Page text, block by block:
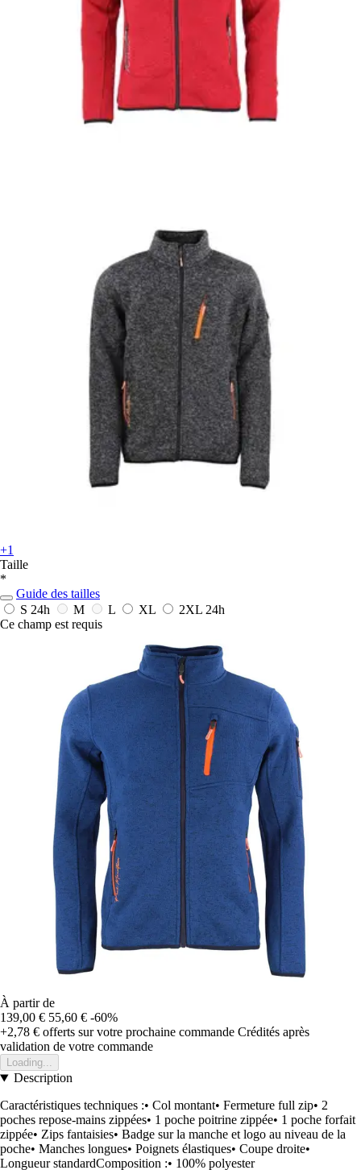
+1
Taille
*
Guide des tailles
S 24h M L XL 2XL 24h
Ce champ est requis
À partir de
139,00 € 55,60 € -60%
+2,78 € offerts sur votre prochaine commande Crédités après
validation de votre commande
Loading...
Description
Caractéristiques techniques :• Col montant• Fermeture full zip• 2
poches repose-mains zippées• 1 poche poitrine zippée• 1 poche forfait
zippée• Zips fantaisies• Badge sur la manche et logo au niveau de la
poche• Manches longues• Poignets élastiques• Coupe droite•
Longueur standardComposition :• 100% polyester